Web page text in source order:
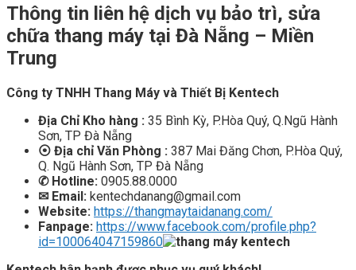
Thông tin liên hệ dịch vụ bảo trì, sửa
chữa thang máy tại Đà Nẵng – Miền
Trung
Công ty TNHH Thang Máy và Thiết Bị Kentech
Địa Chỉ Kho hàng : 35 Bình Kỳ, P.Hòa Quý, Q.Ngũ Hành
Sơn, TP Đà Nẵng
⦿ Địa chỉ Văn Phòng : 387 Mai Đăng Chơn, P.Hòa Quý,
Q. Ngũ Hành Sơn, TP Đà Nẵng
✆Hotline: 0905.88.0000
✉ Email: kentechdanang@gmail.com
Website: https://thangmaytaidanang.com/
Fanpage: https://www.facebook.com/profile.php?
id=100064047159860